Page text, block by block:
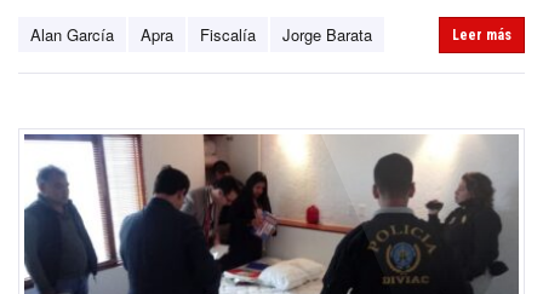
Alan García Apra Fiscalía Jorge Barata Leer más